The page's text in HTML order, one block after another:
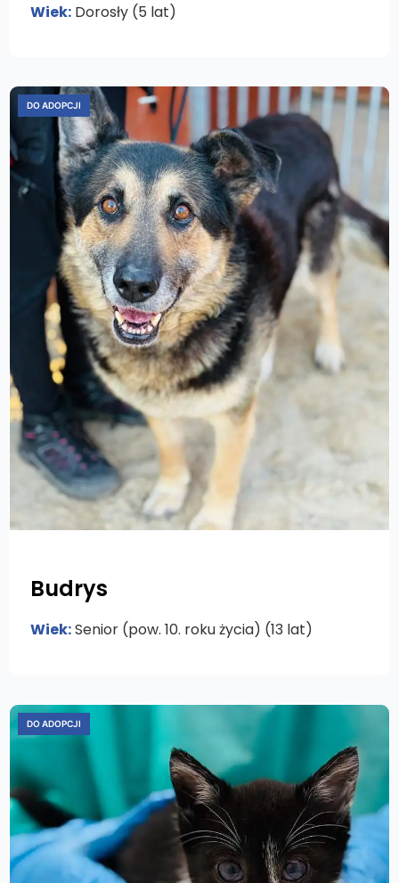
Wiek: Dorosły (5 lat)
DO ADOPCJI
Budrys
Wiek:Senior (pow. 10. roku życia) (13 lat)
DO ADOPCJI